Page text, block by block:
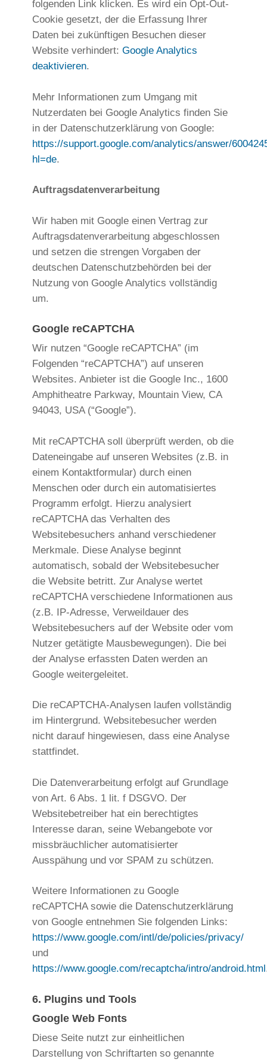
folgenden Link klicken. Es wird ein Opt-Out-
Cookie gesetzt, der die Erfassung Ihrer
Daten bei zukünftigen Besuchen dieser
Website verhindert: Google Analytics
deaktivieren.
Mehr Informationen zum Umgang mit
Nutzerdaten bei Google Analytics finden Sie
in der Datenschutzerklärung von Google:
https://support.google.com/analytics/answer/
hl=de.
Auftragsdatenverarbeitung
Wir haben mit Google einen Vertrag zur
Auftragsdatenverarbeitung abgeschlossen
und setzen die strengen Vorgaben der
deutschen Datenschutzbehörden bei der
Nutzung von Google Analytics vollständig
um.
Google reCAPTCHA
Wir nutzen “Google reCAPTCHA” (im
Folgenden “reCAPTCHA”) auf unseren
Websites. Anbieter ist die Google Inc., 1600
Amphitheatre Parkway, Mountain View, CA
94043, USA (“Google”).
Mit reCAPTCHA soll überprüft werden, ob die
Dateneingabe auf unseren Websites (z.B. in
einem Kontaktformular) durch einen
Menschen oder durch ein automatisiertes
Programm erfolgt. Hierzu analysiert
reCAPTCHA das Verhalten des
Websitebesuchers anhand verschiedener
Merkmale. Diese Analyse beginnt
automatisch, sobald der Websitebesucher
die Website betritt. Zur Analyse wertet
reCAPTCHA verschiedene Informationen aus
(z.B. IP-Adresse, Verweildauer des
Websitebesuchers auf der Website oder vom
Nutzer getätigte Mausbewegungen). Die bei
der Analyse erfassten Daten werden an
Google weitergeleitet.
Die reCAPTCHA-Analysen laufen vollständig
im Hintergrund. Websitebesucher werden
nicht darauf hingewiesen, dass eine Analyse
stattfindet.
Die Datenverarbeitung erfolgt auf Grundlage
von Art. 6 Abs. 1 lit. f DSGVO. Der
Websitebetreiber hat ein berechtigtes
Interesse daran, seine Webangebote vor
missbräuchlicher automatisierter
Ausspähung und vor SPAM zu schützen.
Weitere Informationen zu Google
reCAPTCHA sowie die Datenschutzerklärung
von Google entnehmen Sie folgenden Links:
https://www.google.com/intl/de/policies/privacy/
und
https://www.google.com/recaptcha/intro/android.html
6. Plugins und Tools
Google Web Fonts
Diese Seite nutzt zur einheitlichen
Darstellung von Schriftarten so genannte